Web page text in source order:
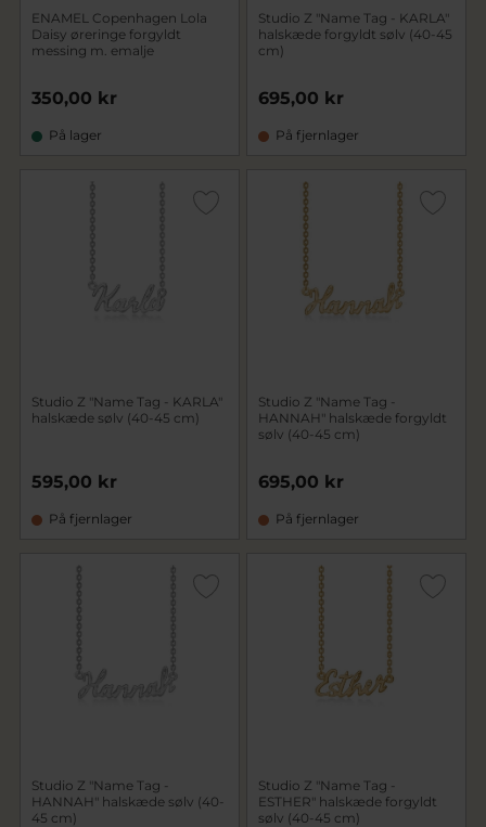
ENAMEL Copenhagen Lola
Daisy øreringe forgyldt
messing m. emalje
350,00 kr
På lager
Studio Z "Name Tag - KARLA"
halskæde forgyldt sølv (40-45
cm)
695,00 kr
På fjernlager
Studio Z "Name Tag - KARLA"
halskæde sølv (40-45 cm)
595,00 kr
På fjernlager
Studio Z "Name Tag -
HANNAH" halskæde forgyldt
sølv (40-45 cm)
695,00 kr
På fjernlager
Studio Z "Name Tag -
HANNAH" halskæde sølv (40-
45 cm)
Studio Z "Name Tag -
ESTHER" halskæde forgyldt
sølv (40-45 cm)